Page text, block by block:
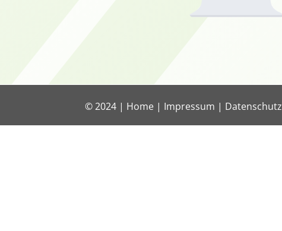
© 2024 | Home | Impressum | Datenschutz